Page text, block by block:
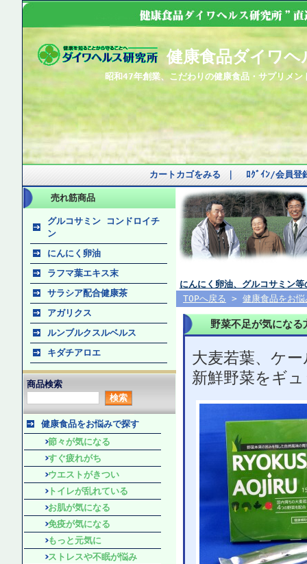
健康食品ダイワヘ
昭和47年創業、こだわりの健康食品・サプリメン
カートカゴをみる ﾛｸﾞｲﾝ/会員登
売れ筋商品
グルコサミン コンドロイチ
ン
にんにく卵油
ラフマ葉エキス末
サラシア配合健康茶
アガリクス
ルンブルクスルベルス
キダチアロエ
商品検索
健康食品をお悩みで探す
節々が気になる
すぐ疲れがち
ウエストがきつい
トイレが乱れている
お肌が気になる
免疫が気になる
もっと元気に
ストレスや不眠が悩み
にんにく卵油、グルコサミン
TOPへ戻る > 健康食品をお
野菜不足が気にな
大麦若葉、ケ
新鮮野菜をギ